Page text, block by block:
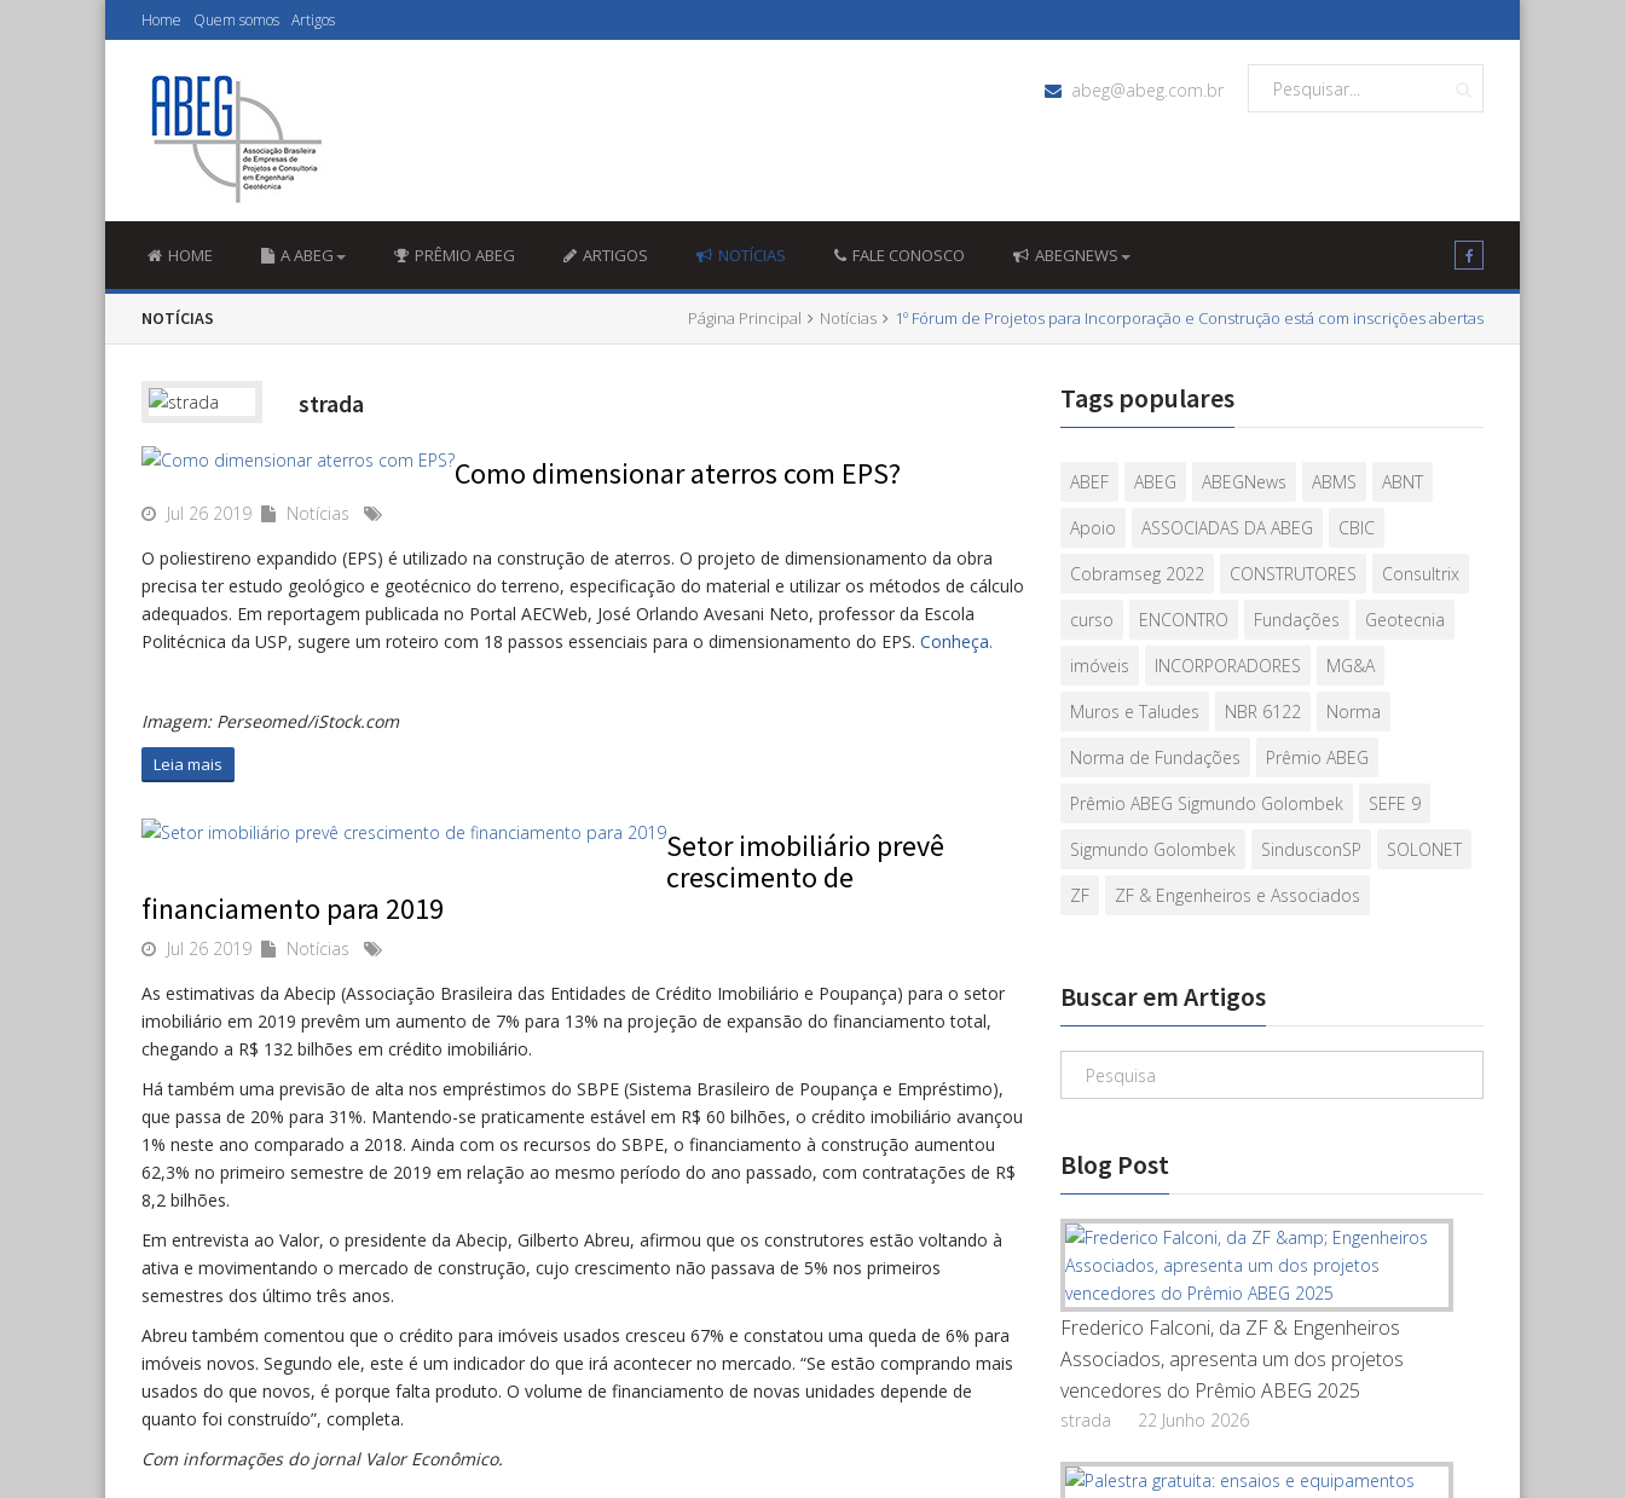
Home Quem somos Artigos
abeg@abeg.com.br
HOME A ABEG PRÊMIO ABEG ARTIGOS NOTÍCIAS FALE CONOSCO ABEGNEWS
NOTÍCIAS Página Principal Notícias 1º Fórum de Projetos para Incorporação e Construção está com inscrições abertas
strada
Como dimensionar aterros com EPS?
Jul 26 2019
Notícias
O poliestireno expandido (EPS) é utilizado na construção de aterros. O projeto de dimensionamento da obra
precisa ter estudo geológico e geotécnico do terreno, especificação do material e utilizar os métodos de cálculo
adequados. Em reportagem publicada no Portal AECWeb, José Orlando Avesani Neto, professor da Escola
Politécnica da USP, sugere um roteiro com 18 passos essenciais para o dimensionamento do EPS. Conheça.
Imagem: Perseomed/iStock.com
Leia mais
Setor imobiliário prevê
crescimento de
financiamento para 2019
Jul 26 2019
Notícias
As estimativas da Abecip (Associação Brasileira das Entidades de Crédito Imobiliário e Poupança) para o setor
imobiliário em 2019 prevêm um aumento de 7% para 13% na projeção de expansão do financiamento total,
chegando a R$ 132 bilhões em crédito imobiliário.
Há também uma previsão de alta nos empréstimos do SBPE (Sistema Brasileiro de Poupança e Empréstimo),
que passa de 20% para 31%. Mantendo-se praticamente estável em R$ 60 bilhões, o crédito imobiliário avançou
1% neste ano comparado a 2018. Ainda com os recursos do SBPE, o financiamento à construção aumentou
62,3% no primeiro semestre de 2019 em relação ao mesmo período do ano passado, com contratações de R$
8,2 bilhões.
Em entrevista ao Valor, o presidente da Abecip, Gilberto Abreu, afirmou que os construtores estão voltando à
ativa e movimentando o mercado de construção, cujo crescimento não passava de 5% nos primeiros
semestres dos último três anos.
Abreu também comentou que o crédito para imóveis usados cresceu 67% e constatou uma queda de 6% para
imóveis novos. Segundo ele, este é um indicador do que irá acontecer no mercado. “Se estão comprando mais
usados do que novos, é porque falta produto. O volume de financiamento de novas unidades depende de
quanto foi construído”, completa.
Com informações do jornal Valor Econômico.
Tags populares
ABEF ABEG ABEGNews ABMS
ABNT
Apoio
ASSOCIADAS DA ABEG
CBIC
Cobramseg 2022
CONSTRUTORES
Consultrix
curso
ENCONTRO Fundações
Geotecnia
imóveis
INCORPORADORES
MG&A
Muros e Taludes
NBR 6122
Norma
Norma de Fundações
Prêmio ABEG
Prêmio ABEG Sigmundo Golombek
SEFE 9
Sigmundo Golombek
SindusconSP
SOLONET
ZF
ZF & Engenheiros e Associados
Buscar em Artigos
Blog Post
Frederico Falconi, da ZF & Engenheiros
Associados, apresenta um dos projetos
vencedores do Prêmio ABEG 2025
strada 22 Junho 2026